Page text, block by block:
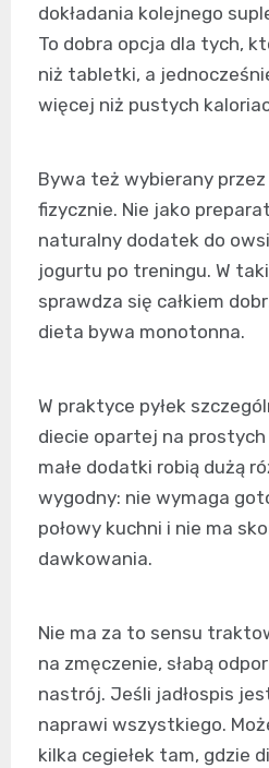
dokładania kolejnego
To dobra opcja dla tych,
niż tabletki, a
więcej niż pustych
Bywa też wybierany
fizycznie. Nie jako
naturalny dodatek do
jogurtu po treningu. W
sprawdza się całkiem
dieta bywa monotonna.
W praktyce pyłek
diecie opartej na
małe dodatki robią dużą
wygodny: nie wymaga
połowy kuchni i nie ma
dawkowania.
Nie ma za to sensu
na zmęczenie, słabą
nastrój. Jeśli jadłospis
naprawi wszystkiego.
kilka cegiełek tam, gdzie